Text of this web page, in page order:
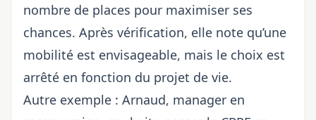
nombre de places pour maximiser ses
chances. Après vérification, elle note qu’une
mobilité est envisageable, mais le choix est
arrêté en fonction du projet de vie.
Autre exemple : Arnaud, manager en